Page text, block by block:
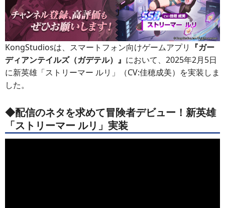
KongStudiosは、スマートフォン向けゲームアプリ 『ガー
ディアンテイルズ（ガデテル）』 において、2025年2月5日
に新英雄「ストリーマー ルリ」（CV:佳穂成美）を実装しま
した。
◆配信のネタを求めて冒険者デビュー！新英雄
「ストリーマー ルリ」実装